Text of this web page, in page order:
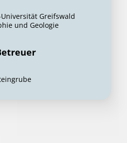
Greifswald
und Geologie